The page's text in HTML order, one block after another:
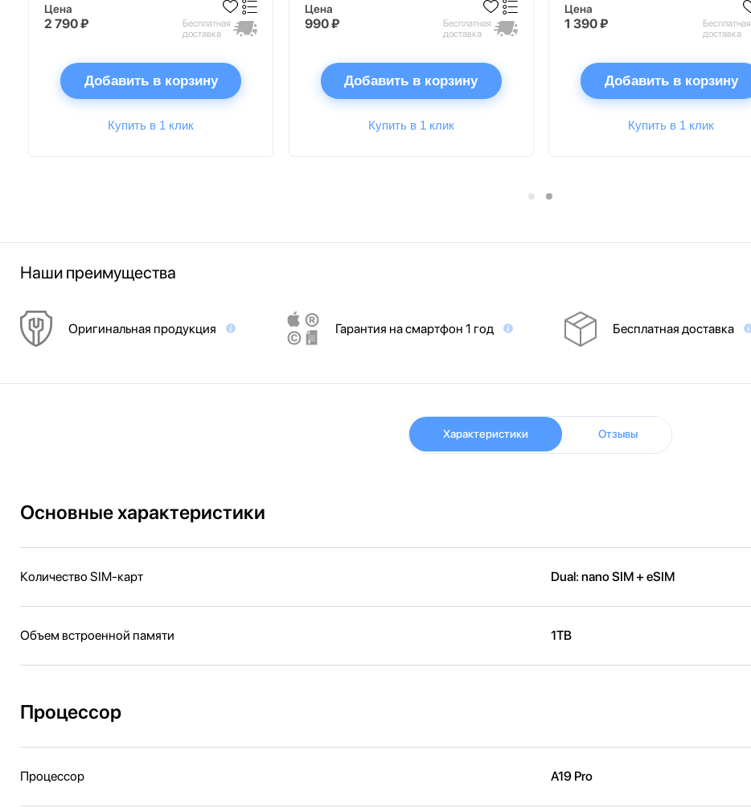
Цена
2 790 ₽
Бесплатная
доставка
Добавить в корзину
Купить в 1 клик
Цена
990 ₽
Бесплатная
доставка
Добавить в корзину
Купить в 1 клик
Цена
1 390 ₽
Бесплатная
доставка
Добавить в корзину
Купить в 1 клик
Наши преимущества
Оригинальная продукция Гарантия на смартфон 1 год Бесплатная доставка
Характеристики Отзывы
Основные характеристики
Количество SIM-карт Dual: nano SIM + eSIM
Объем встроенной памяти 1TB
Процессор
Процессор A19 Pro